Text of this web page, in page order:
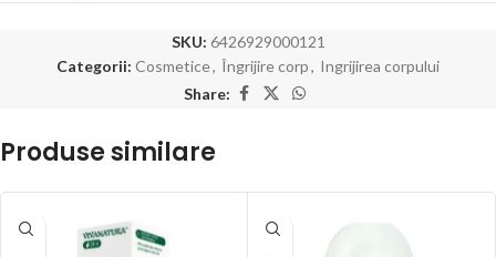
SKU: 6426929000121
Categorii: Cosmetice, Îngrijire corp, Ingrijirea corpului
Share:
Produse similare